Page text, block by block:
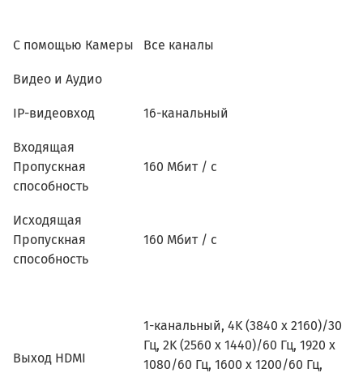
С помощью Камеры Все каналы
Видео и Аудио
IP-видеовход 16-канальный
Входящая
Пропускная
способность
160 Мбит / с
Исходящая
Пропускная
способность
160 Мбит / с
Выход HDMI
1-канальный, 4K (3840 x 2160)/30
Гц, 2K (2560 x 1440)/60 Гц, 1920 x
1080/60 Гц, 1600 x 1200/60 Гц,